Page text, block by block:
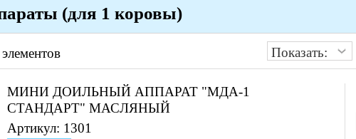
(для 1 коровы)
МИНИ ДОИЛЬНЫЙ АППАРАТ "МДА-1
СТАНДАРТ" МАСЛЯНЫЙ
Артикул: 1301